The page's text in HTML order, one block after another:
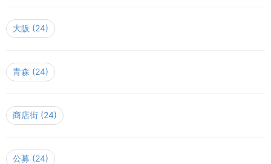
大阪 (24)
青森 (24)
商店街 (24)
公募 (24)